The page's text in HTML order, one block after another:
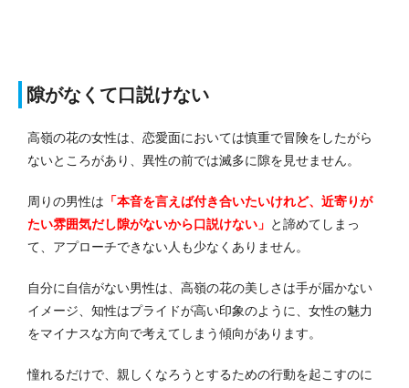
隙がなくて口説けない
高嶺の花の女性は、恋愛面においては慎重で冒険をしたがら
ないところがあり、異性の前では滅多に隙を見せません。
周りの男性は 「本音を言えば付き合いたいけれど、近寄りが
たい雰囲気だし隙がないから口説けない」 と諦めてしまっ
て、アプローチできない人も少なくありません。
自分に自信がない男性は、高嶺の花の美しさは手が届かない
イメージ、知性はプライドが高い印象のように、女性の魅力
をマイナスな方向で考えてしまう傾向があります。
憧れるだけで、親しくなろうとするための行動を起こすのに